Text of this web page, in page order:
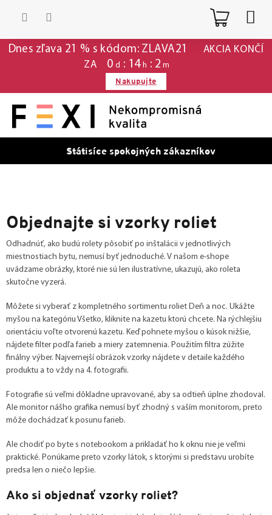
Dnes zľava 21 % s kódom: ZLAVA21
AKCIA KONČÍ
ZA
0 d 14 h 2 m
Nakupujte
Státisíce spokojných zákazníkov
Objednajte si vzorky roliet
Odhadnúť, ako budú rolety pôsobiť po inštalácii v jednotlivých
miestnostiach bytu, nemusí byť jednoduché. V našom e-shope
uvádzame obrázky, ktoré nie sú len ilustratívne, ukazujú, ako roleta
skutočne vyzerá.
Môžete si vyberať z kompletného sortimentu roliet Deň a noc. Ukážte
myšou na kategóriu Všetko, kliknite na kazetu ktorú chcete. Na rýchlejšiu
orientáciu voľte otvorenú kazetu. Keď pohnete myšou o kúsok nižšie,
nájdete filter podľa farieb a miery zatemnenia. Použitím filtra zúžite
finálny výber. Najvernejší obrázok vzorky nájdete v detaile každého
produktu a to vždy na 4. fotografii.
Fotografie sú veľmi dôkladne upravované, aby sa odtieň úplne zhodoval.
Ale monitor nášho grafika nemusí byť zhodný s vaším monitorom, preto
môže dochádzať k posunu farieb.
Ale chodiť po byte s notebookom a prikladať ho k oknu nie je veľmi
praktické. Ponúkame preto vzorky látok, s ktorými si predstavu urobíte
predsa len o niečo lepšie.
Ako si objednať vzorky roliet?